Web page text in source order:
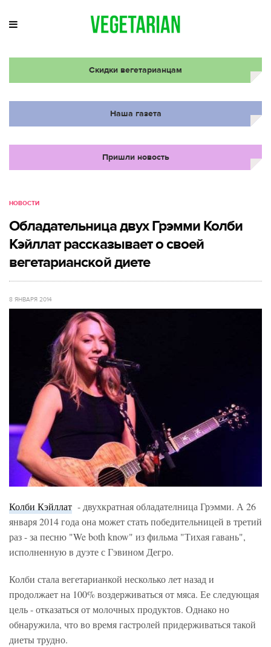
Скидки вегетарианцам
Наша газета
Пришли новость
НОВОСТИ
Обладательница двух Грэмми Колби
Кэйллат рассказывает о своей
вегетарианской диете
8 ЯНВАРЯ 2014
Колби Кэйллат - двухкратная обладателница Грэмми. А 26
января 2014 года она может стать победительницей в третий
раз - за песню "We both know" из фильма "Тихая гавань",
исполненную в дуэте с Гэвином Дегро.
Колби стала вегетарианкой несколько лет назад и
продолжает на 100% воздерживаться от мяса. Ее следующая
цель - отказаться от молочных продуктов. Однако но
обнаружила, что во время гастролей придерживаться такой
диеты трудно.